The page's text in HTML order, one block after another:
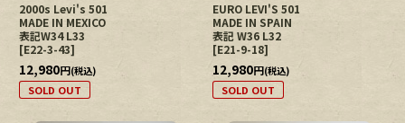
2000s Levi's 501
MADE IN MEXICO
表記W34 L33
[E22-3-43]
12,980円(税込)
SOLD OUT
EURO LEVI'S 501
MADE IN SPAIN
表記 W36 L32
[E21-9-18]
12,980円(税込)
SOLD OUT